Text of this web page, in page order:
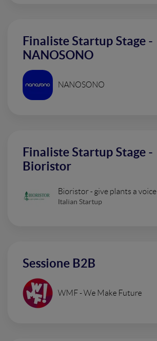
Finaliste Startup Stage -
NANOSONO
NANOSONO
Finaliste Startup Stage -
Bioristor
Bioristor - give plants a voice
Italian Startup
Sessione B2B
WMF - We Make Future